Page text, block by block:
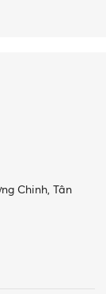
Chinh, Tân